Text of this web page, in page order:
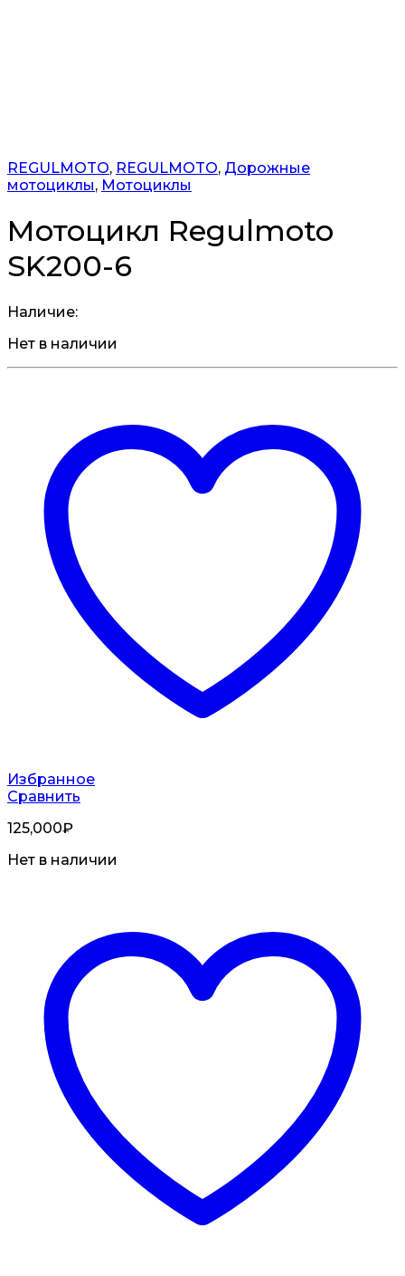
REGULMOTO, REGULMOTO, Дорожные
мотоциклы, Мотоциклы
Мотоцикл Regulmoto
SK200-6
Наличие:
Нет в наличии
Избранное
Сравнить
125,000₽
Нет в наличии